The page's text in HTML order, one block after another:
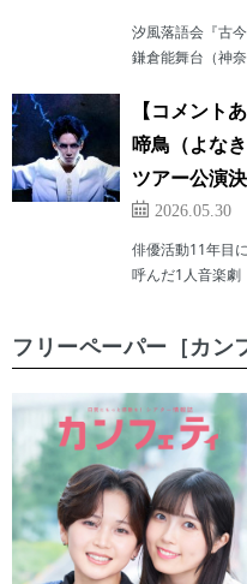
汐風落語会『古
鎌倉能舞台（神
【コメント
啼⿃（よな
ツアー公演
2026.05.30
俳優活動11年⽬
呼んだ1⼈⾳楽
フリーペーパー［カン